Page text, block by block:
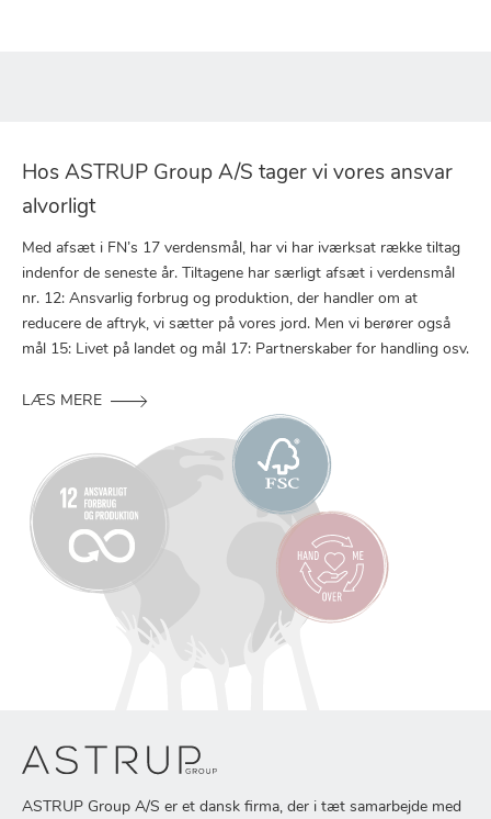
Hos ASTRUP Group A/S tager vi vores ansvar
alvorligt
Med afsæt i FN’s 17 verdensmål, har vi har iværksat række tiltag
indenfor de seneste år. Tiltagene har særligt afsæt i verdensmål
nr. 12: Ansvarlig forbrug og produktion, der handler om at
reducere de aftryk, vi sætter på vores jord. Men vi berører også
mål 15: Livet på landet og mål 17: Partnerskaber for handling osv.
LÆS MERE
ASTRUP Group A/S er et dansk firma, der i tæt samarbejde med